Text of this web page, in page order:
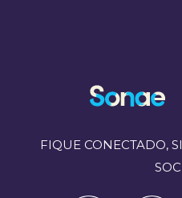
FIQUE CONECTADO,